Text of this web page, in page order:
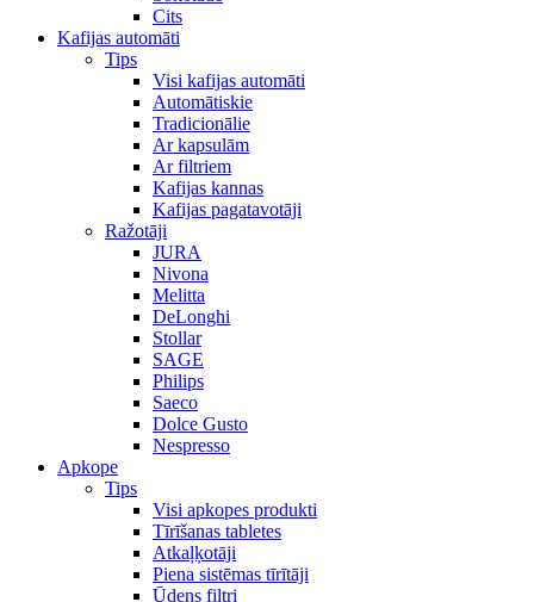
Cits
Kafijas automāti
Tips
Visi kafijas automāti
Automātiskie
Tradicionālie
Ar kapsulām
Ar filtriem
Kafijas kannas
Kafijas pagatavotāji
Ražotāji
JURA
Nivona
Melitta
DeLonghi
Stollar
SAGE
Philips
Saeco
Dolce Gusto
Nespresso
Apkope
Tips
Visi apkopes produkti
Tīrīšanas tabletes
Atkaļķotāji
Piena sistēmas tīrītāji
Ūdens filtri